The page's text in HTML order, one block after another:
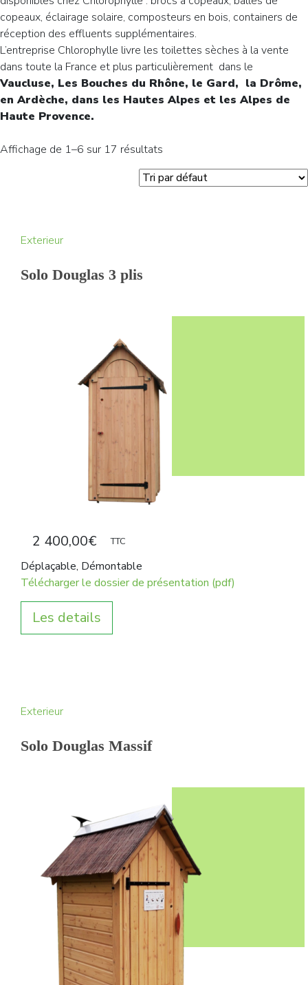
copeaux, éclairage solaire, composteurs en bois, containers de
réception des effluents supplémentaires.
L’entreprise Chlorophylle livre les toilettes sèches à la vente
dans toute la France et plus particulièrement dans le
Vaucluse, Les Bouches du Rhône, le Gard, la Drôme,
en Ardèche, dans les Hautes Alpes et les Alpes de
Haute Provence.
Affichage de 1–6 sur 17 résultats
Exterieur
Solo Douglas 3 plis
2 400,00€ TTC
Déplaçable, Démontable
Télécharger le dossier de présentation (pdf)
Les details
Exterieur
Solo Douglas Massif